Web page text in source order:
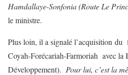
Hamdallaye-Sonfonia (Route Le
le ministre.
Plus loin, il a signalé l’acquisition du
Coyah-Forécariah-Farmoriah avec
Développement). Pour lui, c’est la